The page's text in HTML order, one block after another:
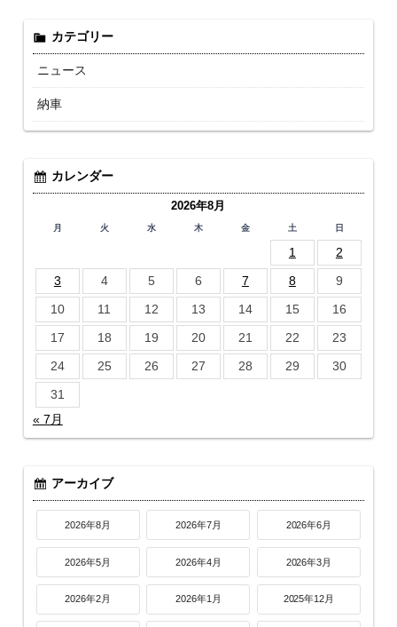
カテゴリー
ニュース
納車
カレンダー
2026年8月
月 火 水 木 金 土 日
1
2
3
4 5 6 7 8
9
10
11 12 13 14 15
16
17
18 19 20 21 22
23
24
25 26 27 28 29
30
31
« 7月
アーカイブ
2026年8月 2026年7月 2026年6月
2026年5月 2026年4月 2026年3月
2026年2月 2026年1月 2025年12月